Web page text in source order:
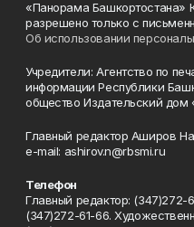
«Панорама Башкортостана»
разрешено только с
Об использовании
Учредители: Агентство по
информации Республики
общество Издательский дом
Главный редактор Аширов
e-mail: ashirov.n@rbsmi.ru
Телефон
Главный редактор: (347)272-
(347)272-61-66.